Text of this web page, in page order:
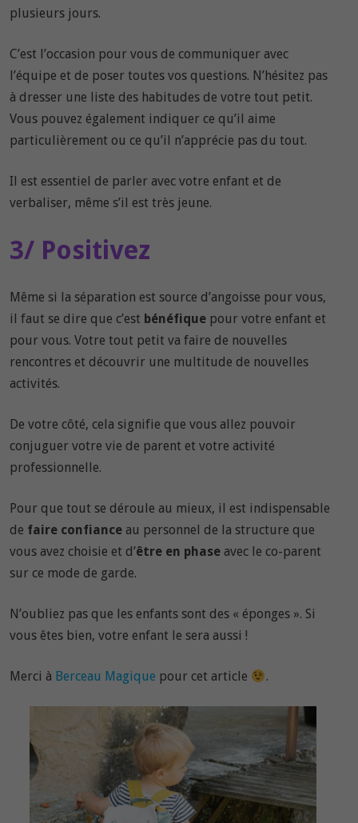
plusieurs jours.
C’est l’occasion pour vous de communiquer avec
l’équipe et de poser toutes vos questions. N’hésitez pas
à dresser une liste des habitudes de votre tout petit.
Vous pouvez également indiquer ce qu’il aime
particulièrement ou ce qu’il n’apprécie pas du tout.
Il est essentiel de parler avec votre enfant et de
verbaliser, même s’il est très jeune.
3/ Positivez
Même si la séparation est source d’angoisse pour vous,
il faut se dire que c’est bénéfique pour votre enfant et
pour vous. Votre tout petit va faire de nouvelles
rencontres et découvrir une multitude de nouvelles
activités.
De votre côté, cela signifie que vous allez pouvoir
conjuguer votre vie de parent et votre activité
professionnelle.
Pour que tout se déroule au mieux, il est indispensable
de faire confiance au personnel de la structure que
vous avez choisie et d’être en phase avec le co-parent
sur ce mode de garde.
N’oubliez pas que les enfants sont des « éponges ». Si
vous êtes bien, votre enfant le sera aussi !
Merci à Berceau Magique pour cet article .